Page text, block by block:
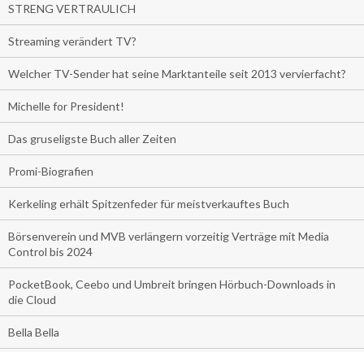
STRENG VERTRAULICH
Streaming verändert TV?
Welcher TV-Sender hat seine Marktanteile seit 2013 vervierfacht?
Michelle for President!
Das gruseligste Buch aller Zeiten
Promi-Biografien
Kerkeling erhält Spitzenfeder für meistverkauftes Buch
Börsenverein und MVB verlängern vorzeitig Verträge mit Media
Control bis 2024
PocketBook, Ceebo und Umbreit bringen Hörbuch-Downloads in
die Cloud
Bella Bella